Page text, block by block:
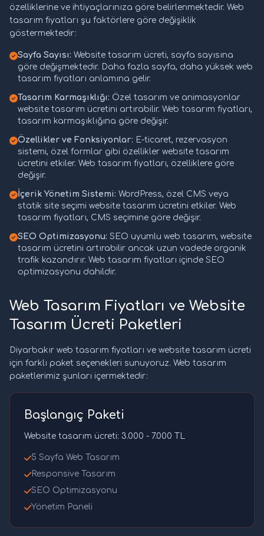
özelliklerine ve ihtiyaçlarınıza göre belirlenmektedir. Web
tasarım fiyatları şu faktörlere göre değişiklik
göstermektedir:
Sayfa Sayısı: Website tasarım ücreti, sayfa sayısına
göre değişmektedir. Daha fazla sayfa, daha yüksek web
tasarım fiyatları anlamına gelir.
Tasarım Karmaşıklığı: Özel tasarım ve animasyonlar
website tasarım ücretini artırabilir. Web tasarım fiyatları,
tasarım karmaşıklığına göre değişir.
Özellikler ve Fonksiyonlar: E-ticaret, rezervasyon
sistemi, özel formlar gibi özellikler website tasarım
ücretini etkiler. Web tasarım fiyatları, özelliklere göre
değişir.
İçerik Yönetim Sistemi: WordPress, özel CMS veya
statik site seçimi website tasarım ücretini etkiler. Web
tasarım fiyatları, CMS seçimine göre değişir.
SEO Optimizasyonu: SEO uyumlu web tasarım, website
tasarım ücretini artırabilir ancak uzun vadede organik
trafik kazandırır. Web tasarım fiyatları içinde SEO
optimizasyonu dahildir.
Web Tasarım Fiyatları ve Website
Tasarım Ücreti Paketleri
Diyarbakır web tasarım fiyatları ve website tasarım ücreti
için farklı paket seçenekleri sunuyoruz. Web tasarım
paketlerimiz şunları içermektedir:
Başlangıç Paketi
Website tasarım ücreti: 3.000 - 7.000 TL
5 Sayfa Web Tasarım
Responsive Tasarım
SEO Optimizasyonu
Yönetim Paneli